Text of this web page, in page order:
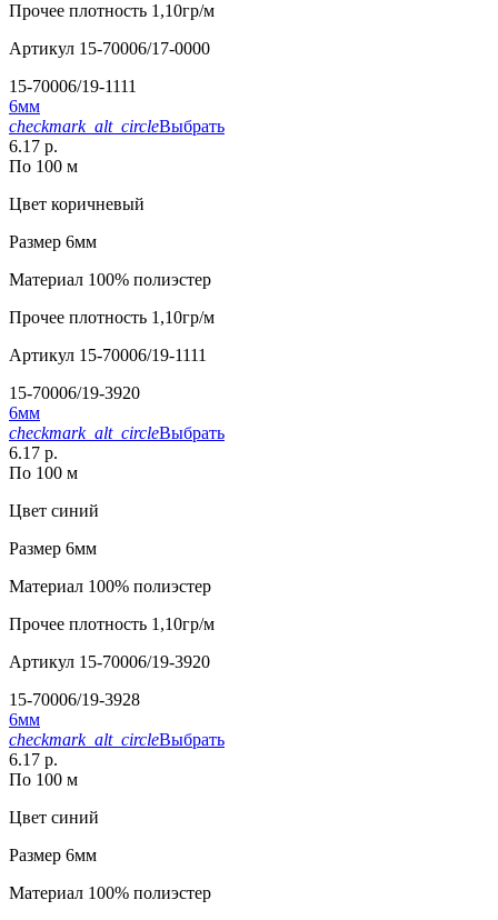
Прочее плотность 1,10гр/м
Артикул 15-70006/17-0000
15-70006/19-1111
6мм
checkmark_alt_circleВыбрать
6.17 р.
По 100 м
Цвет коричневый
Размер 6мм
Материал 100% полиэстер
Прочее плотность 1,10гр/м
Артикул 15-70006/19-1111
15-70006/19-3920
6мм
checkmark_alt_circleВыбрать
6.17 р.
По 100 м
Цвет синий
Размер 6мм
Материал 100% полиэстер
Прочее плотность 1,10гр/м
Артикул 15-70006/19-3920
15-70006/19-3928
6мм
checkmark_alt_circleВыбрать
6.17 р.
По 100 м
Цвет синий
Размер 6мм
Материал 100% полиэстер